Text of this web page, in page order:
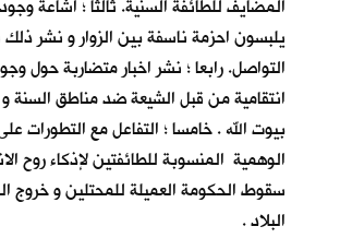
المضايف للطائفة السنية. ثالثا ؛ اشاعة
يلبسون احزمة ناسفة بين الزوار و نشر
التواصل. رابعا ؛ نشر اخبار متضاربة حول
انتقامية من قبل الشيعة ضد مناطق السنة
بيوت الله . خامسا ؛ التفاعل مع التطورات
الوهمية المنسوبة للطائفتين لإذكاء روح
سقوط الحكومة العميلة للمحتلين و خروج
البلاد .